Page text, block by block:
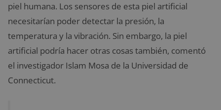
piel humana. Los sensores de esta piel artificial
necesitarían poder detectar la presión, la
temperatura y la vibración. Sin embargo, la piel
artificial podría hacer otras cosas también, comentó
el investigador Islam Mosa de la Universidad de
Connecticut.